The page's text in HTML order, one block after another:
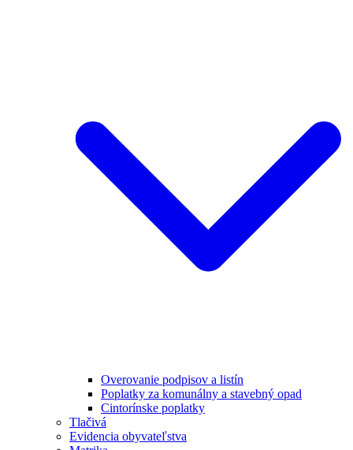
Overovanie podpisov a listín
Poplatky za komunálny a stavebný opad
Cintorínske poplatky
Tlačivá
Evidencia obyvateľstva